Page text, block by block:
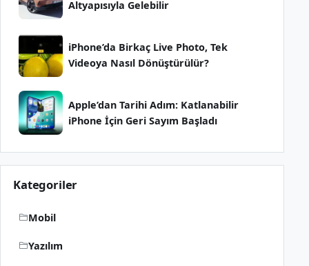
Altyapısıyla Gelebilir
iPhone’da Birkaç Live Photo, Tek
Videoya Nasıl Dönüştürülür?
Apple’dan Tarihi Adım: Katlanabilir
iPhone İçin Geri Sayım Başladı
Kategoriler
Mobil
Yazılım